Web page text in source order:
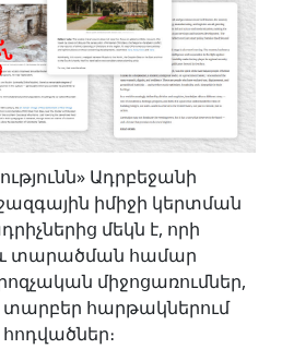
Ադրբեջանի
իմիջի կերտման
մեկն է, որի
տարածման համար
միջոցառումներ,
հարթակներում